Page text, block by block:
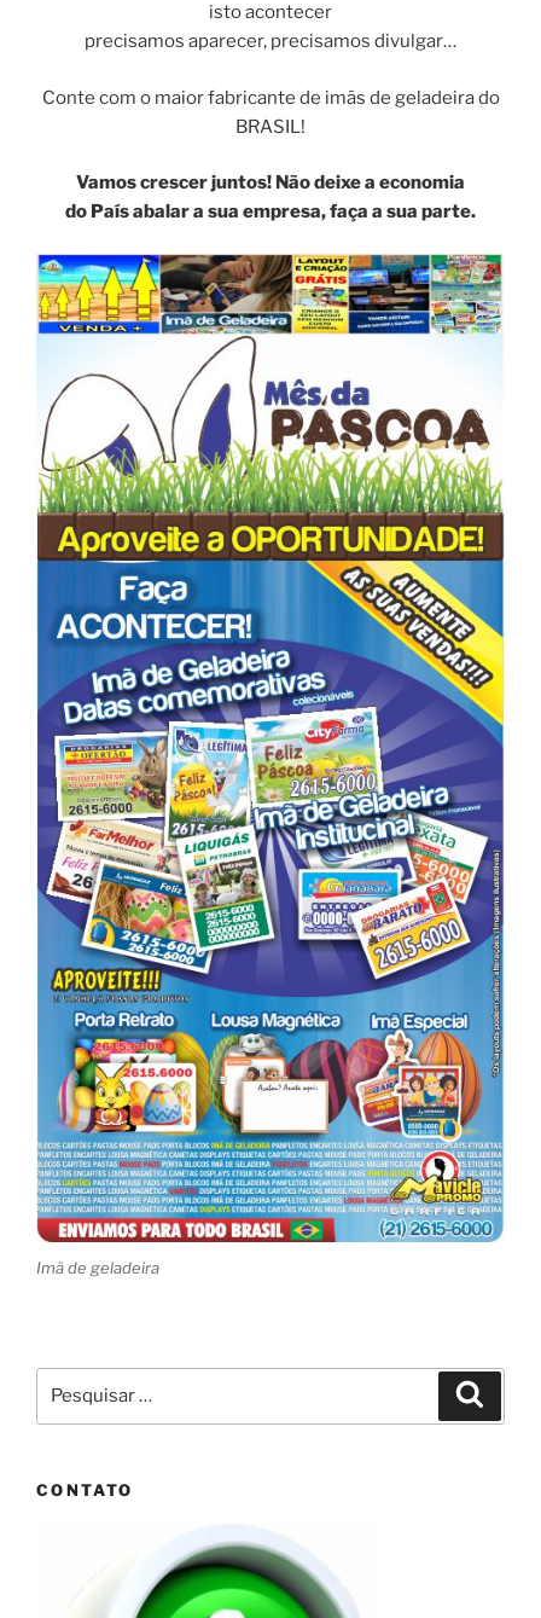
isto acontecer
precisamos aparecer, precisamos divulgar…
Conte com o maior fabricante de imãs de geladeira do
BRASIL!
Vamos crescer juntos! Não deixe a economia
do País abalar a sua empresa, faça a sua parte.
Imã de geladeira
por:
CONTATO